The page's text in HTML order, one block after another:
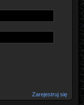
Zarejestruj się